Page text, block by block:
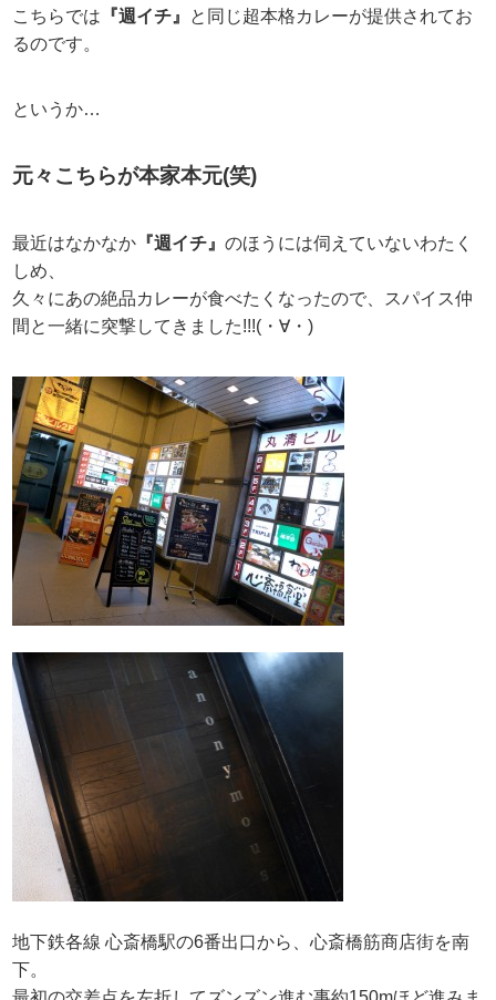
こちらでは 『週イチ』
と同じ超本格カレーが提供されてお
るのです。
というか…
元々こちらが本家本元(笑)
最近はなかなか 『週イチ』のほうには伺えていないわたく
しめ、
久々にあの絶品カレーが食べたくなったので、スパイス仲
間と一緒に突撃してきました!!!(・∀・)
地下鉄各線 心斎橋駅の6番出口から、心斎橋筋商店街を南
下。